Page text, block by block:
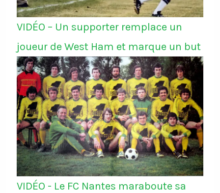
VIDÉO – Un supporter remplace un
joueur de West Ham et marque un but
VIDÉO - Le FC Nantes maraboute sa